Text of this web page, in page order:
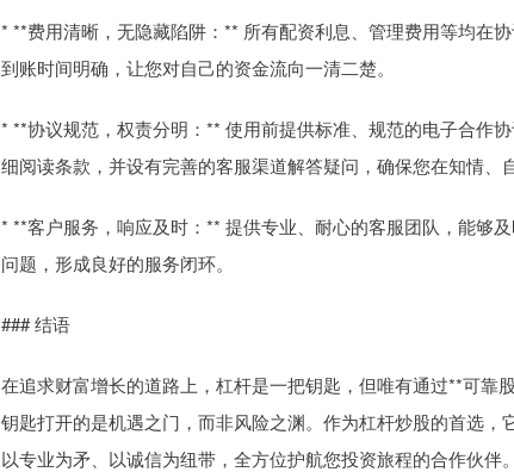
* **费用清晰，无隐藏陷阱：** 所有配资利息、管理费用等均在
到账时间明确，让您对自己的资金流向一清二楚。
* **协议规范，权责分明：** 使用前提供标准、规范的电子合作
细阅读条款，并设有完善的客服渠道解答疑问，确保您在知情、
* **客户服务，响应及时：** 提供专业、耐心的客服团队，能够
问题，形成良好的服务闭环。
### 结语
在追求财富增长的道路上，杠杆是一把钥匙，但唯有通过**可靠
钥匙打开的是机遇之门，而非风险之渊。作为杠杆炒股的首选，
以专业为矛、以诚信为纽带，全方位护航您投资旅程的合作伙伴。